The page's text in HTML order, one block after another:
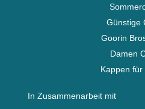
Günstige
Goorin
Damen
Kappen für
In Zusammenarbeit mit